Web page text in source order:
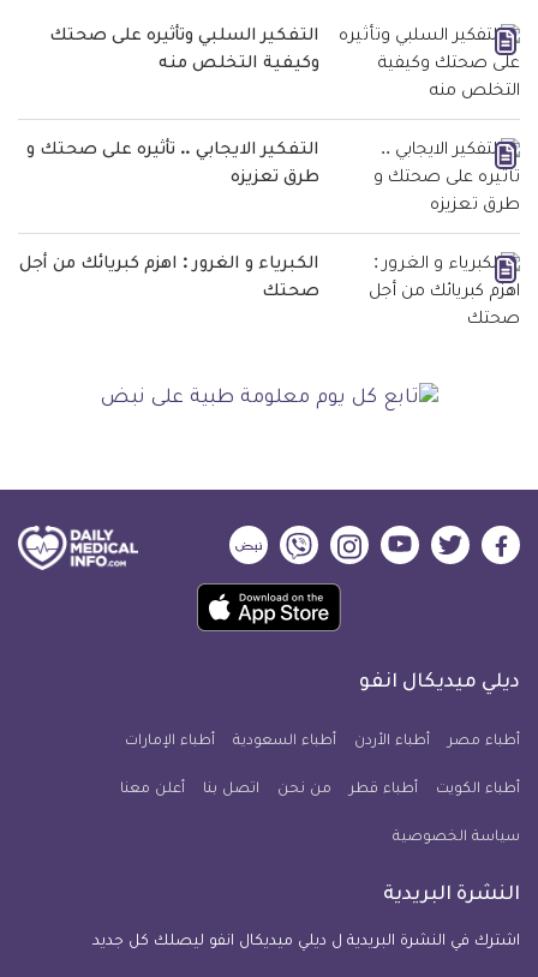
التفكير السلبي وتأثيره على صحتك
وكيفية التخلص منه
التفكير الايجابي .. تأثيره على صحتك و
طرق تعزيزه
الكبرياء و الغرور : اهزم كبريائك من أجل
صحتك
ديلي
فيسبوك
ديلي
تويتر
ديلي
ميديكال
يوتيوب
ديلي
ميديكال
انفو
ديلي
ميديكال
انفو
ديلي
ميديكال
انفو
حمل
تطبيق
معلومة
للآيفون
ديلي ميديكال انفو
أطباء مصر أطباء الأردن أطباء السعودية أطباء الإمارات
أطباء الكويت أطباء قطر من نحن اتصل بنا أعلن معنا
سياسة الخصوصية
النشرة البريدية
اشترك في النشرة البريدية ل ديلي ميديكال انفو ليصلك كل جديد